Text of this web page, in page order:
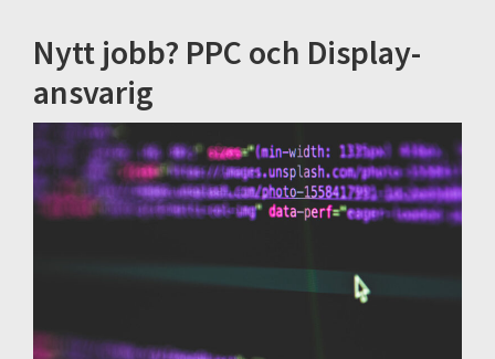
Nytt jobb? PPC och Display-
ansvarig